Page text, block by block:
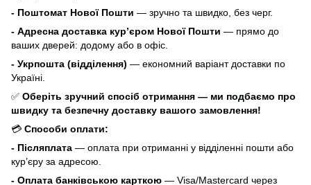
- Поштомат Нової Пошти — зручно та швидко, без черг.
- Адресна доставка кур’єром Нової Пошти — прямо до
ваших дверей: додому або в офіс.
- Укрпошта (відділення) — економний варіант доставки по
Україні.
✅ Оберіть зручний спосіб отримання — ми подбаємо про
швидку та безпечну доставку вашого замовлення!
💳 Способи оплати:
- Післяплата — оплата при отриманні у відділенні пошти або
кур’єру за адресою.
- Оплата банківською карткою — Visa/Mastercard через